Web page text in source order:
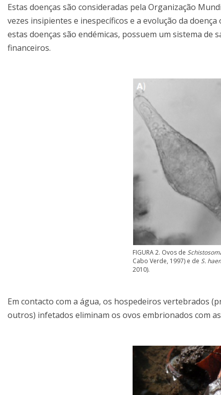
Estas doenças são consideradas pela Organização
vezes insipientes e inespecíficos e a evolução da
estas doenças são endémicas, possuem um sistema
financeiros.
FIGURA 2. Ovos de
Cabo Verde, 1997) e de S.
2010).
Em contacto com a água, os hospedeiros vertebrados
outros) infetados eliminam os ovos embrionados com as